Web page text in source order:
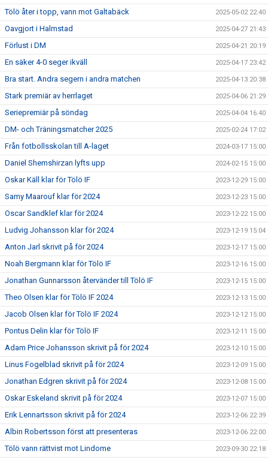
Tölö åter i topp, vann mot Galtabäck 2025-05-02 22:40
Oavgjort i Halmstad 2025-04-27 21:43
Förlust i DM 2025-04-21 20:19
En säker 4-0 seger ikväll 2025-04-17 23:42
Bra start. Andra segern i andra matchen 2025-04-13 20:38
Stark premiär av herrlaget 2025-04-06 21:29
Seriepremiär på söndag 2025-04-04 16:40
DM- och Träningsmatcher 2025 2025-02-24 17:02
Från fotbollsskolan till A-laget 2024-03-17 15:00
Daniel Shemshirzan lyfts upp 2024-02-15 15:00
Oskar Käll klar för Tölö IF 2023-12-29 15:00
Samy Maarouf klar för 2024 2023-12-23 15:00
Oscar Sandklef klar för 2024 2023-12-22 15:00
Ludvig Johansson klar för 2024 2023-12-19 15:04
Anton Jarl skrivit på för 2024 2023-12-17 15:00
Noah Bergmann klar för Tölö IF 2023-12-16 15:00
Jonathan Gunnarsson återvänder till Tölö IF 2023-12-15 15:00
Theo Olsen klar för Tölö IF 2024 2023-12-13 15:00
Jacob Olsen klar för Tölö IF 2024 2023-12-12 15:00
Pontus Delin klar för Tölö IF 2023-12-11 15:00
Adam Price Johansson skrivit på för 2024 2023-12-10 15:00
Linus Fogelblad skrivit på för 2024 2023-12-09 15:00
Jonathan Edgren skrivit på för 2024 2023-12-08 15:00
Oskar Eskeland skrivit på för 2024 2023-12-07 15:00
Erik Lennartsson skrivit på för 2024 2023-12-06 22:39
Albin Robertsson först att presenteras 2023-12-06 22:00
Tölö vann rättvist mot Lindome 2023-09-30 22:18